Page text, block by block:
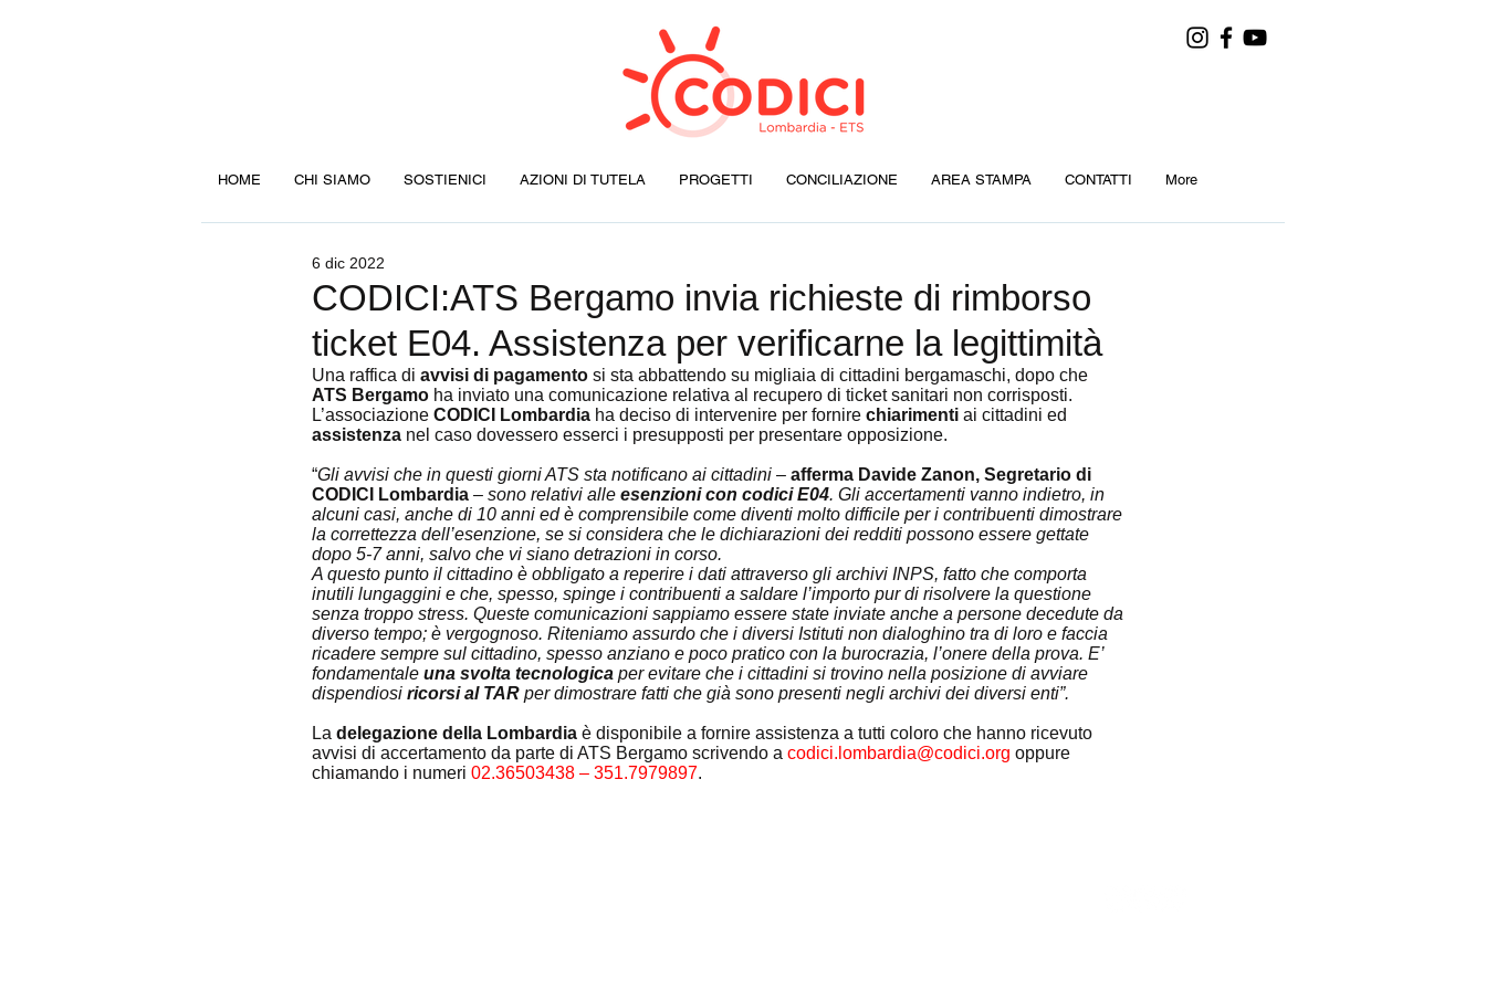
HOME CHI SIAMO SOSTIENICI AZIONI DI TUTELA PROGETTI CONCILIAZIONE AREA STAMPA CONTATTI More
CODICI:ATS Bergamo invia richieste di rimborso
ticket E04. Assistenza per verificarne la legittimità
6 dic 2022
Una raffica di avvisi di pagamento si sta abbattendo su migliaia di cittadini bergamaschi, dopo che
ATS Bergamo ha inviato una comunicazione relativa al recupero di ticket sanitari non corrisposti.
L’associazione CODICI Lombardia ha deciso di intervenire per fornire chiarimenti ai cittadini ed
assistenza nel caso dovessero esserci i presupposti per presentare opposizione.
“Gli avvisi che in questi giorni ATS sta notificano ai cittadini – afferma Davide Zanon, Segretario di
CODICI Lombardia – sono relativi alle esenzioni con codici E04. Gli accertamenti vanno indietro, in
alcuni casi, anche di 10 anni ed è comprensibile come diventi molto difficile per i contribuenti dimostrare
la correttezza dell’esenzione, se si considera che le dichiarazioni dei redditi possono essere gettate
dopo 5-7 anni, salvo che vi siano detrazioni in corso.
A questo punto il cittadino è obbligato a reperire i dati attraverso gli archivi INPS, fatto che comporta
inutili lungaggini e che, spesso, spinge i contribuenti a saldare l’importo pur di risolvere la questione
senza troppo stress. Queste comunicazioni sappiamo essere state inviate anche a persone decedute da
diverso tempo; è vergognoso. Riteniamo assurdo che i diversi Istituti non dialoghino tra di loro e faccia
ricadere sempre sul cittadino, spesso anziano e poco pratico con la burocrazia, l’onere della prova. E’
fondamentale una svolta tecnologica per evitare che i cittadini si trovino nella posizione di avviare
dispendiosi ricorsi al TAR per dimostrare fatti che già sono presenti negli archivi dei diversi enti”.
La delegazione della Lombardia è disponibile a fornire assistenza a tutti coloro che hanno ricevuto
avvisi di accertamento da parte di ATS Bergamo scrivendo a codici.lombardia@codici.org oppure
chiamando i numeri 02.36503438 – 351.7979897.